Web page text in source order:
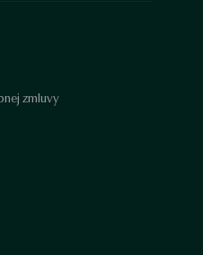
zmluvy